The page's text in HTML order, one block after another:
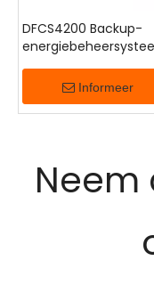
DFCS4200 Backup-
Informeer